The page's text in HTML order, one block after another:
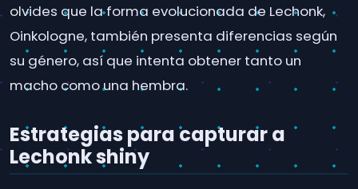
olvides que la forma evolucionada de Lechonk,
Oinkologne, también presenta diferencias según
su género, así que intenta obtener tanto un
macho como una hembra.
Estrategias para capturar a
Lechonk shiny